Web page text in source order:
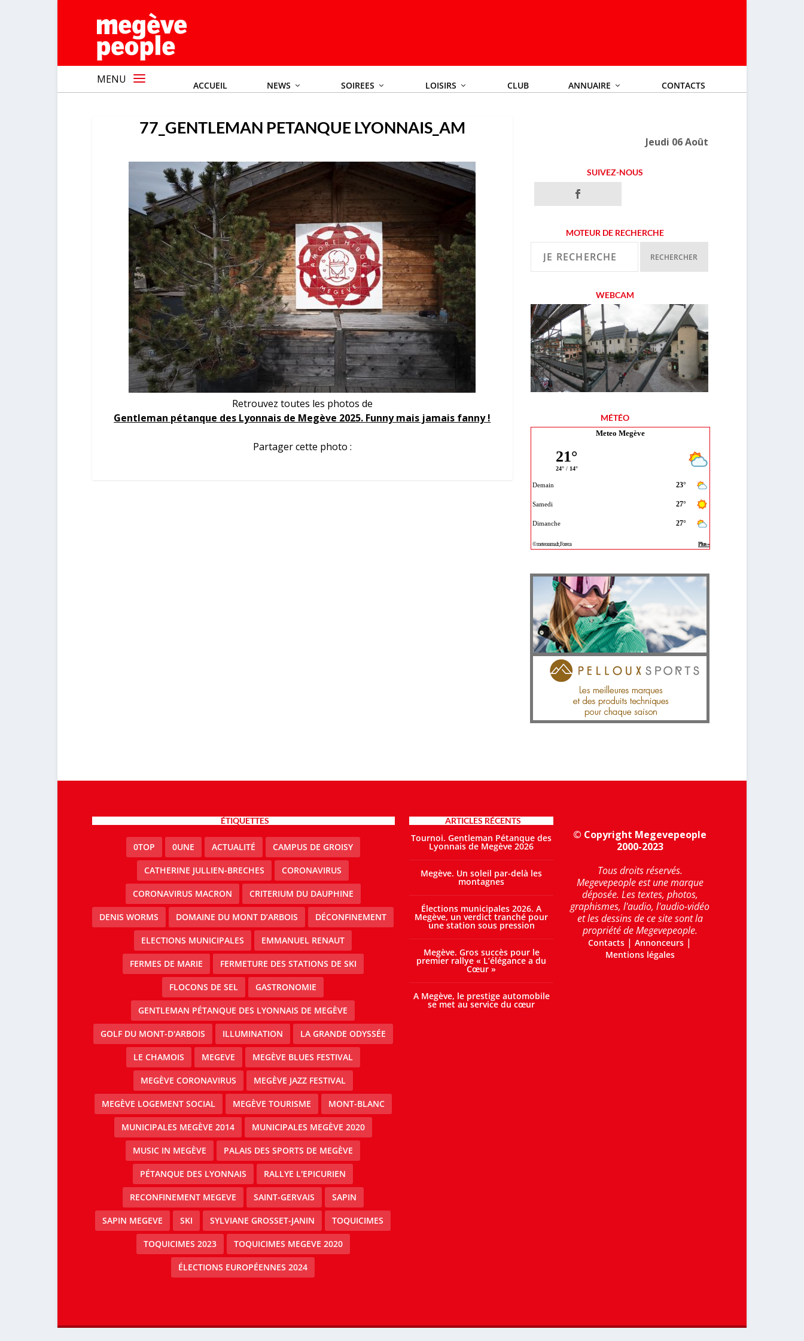
MENU ACCUEIL NEWS SOIREES LOISIRS CLUB ANNUAIRE CONTACTS
77_GENTLEMAN PETANQUE LYONNAIS_AM
Retrouvez toutes les photos de
Gentleman pétanque des Lyonnais de Megève 2025. Funny mais jamais fanny !
Partager cette photo :
Jeudi 06 Août
SUIVEZ-NOUS
MOTEUR DE RECHERCHE
WEBCAM
MÉTÉO
Meteo Megève
ÉTIQUETTES
0TOP 0UNE ACTUALITÉ CAMPUS DE GROISY
CATHERINE JULLIEN-BRECHES CORONAVIRUS
CORONAVIRUS MACRON CRITERIUM DU DAUPHINE
DENIS WORMS DOMAINE DU MONT D’ARBOIS DÉCONFINEMENT
ELECTIONS MUNICIPALES EMMANUEL RENAUT
FERMES DE MARIE FERMETURE DES STATIONS DE SKI
FLOCONS DE SEL GASTRONOMIE
GENTLEMAN PÉTANQUE DES LYONNAIS DE MEGÈVE
GOLF DU MONT-D'ARBOIS ILLUMINATION LA GRANDE ODYSSÉE
LE CHAMOIS MEGEVE MEGÈVE BLUES FESTIVAL
MEGÈVE CORONAVIRUS MEGÈVE JAZZ FESTIVAL
MEGÈVE LOGEMENT SOCIAL MEGÈVE TOURISME MONT-BLANC
MUNICIPALES MEGÈVE 2014 MUNICIPALES MEGÈVE 2020
MUSIC IN MEGÈVE PALAIS DES SPORTS DE MEGÈVE
PÉTANQUE DES LYONNAIS RALLYE L'EPICURIEN
RECONFINEMENT MEGEVE SAINT-GERVAIS SAPIN
SAPIN MEGEVE SKI SYLVIANE GROSSET-JANIN TOQUICIMES
TOQUICIMES 2023 TOQUICIMES MEGEVE 2020
ÉLECTIONS EUROPÉENNES 2024
ARTICLES RÉCENTS
Tournoi. Gentleman Pétanque des
Lyonnais de Megève 2026
Megève. Un soleil par-delà les
montagnes
Élections municipales 2026. A
Megève, un verdict tranché pour
une station sous pression
Megève. Gros succès pour le
premier rallye « L’élégance a du
Cœur »
A Megève, le prestige automobile
se met au service du cœur
© Copyright Megevepeople
2000-2023
Tous droits réservés.
Megevepeople est une marque
déposée. Les textes, photos,
graphismes, l'audio, l'audio-vidéo
et les dessins de ce site sont la
propriété de Megevepeople.
Contacts |Annonceurs |
Mentions légales